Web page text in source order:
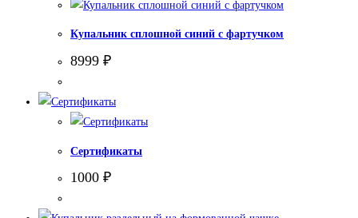
Купальник сплошной синий с фартучком
8999 ₽
Сертификаты
1000 ₽